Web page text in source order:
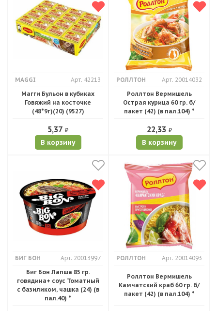
MAGGI
Арт. 42213
Магги Бульон в кубиках
Говяжий на косточке
(48*9г)(20) (9527)
5,37 ₽
В корзину
РОЛЛТОН
Арт. 20014032
Роллтон Вермишель
Острая курица 60 гр. б/
пакет (42) (в пал.104) *
22,33 ₽
В корзину
БИГ БОН
Арт. 20013997
Биг Бон Лапша 85 гр.
говядина+ соус Томатный
с базиликом, чашка (24) (в
пал.40) *
РОЛЛТОН Арт. 20014093
Роллтон Вермишель
Камчатский краб 60 гр. б/
пакет (42) (в пал.104) *